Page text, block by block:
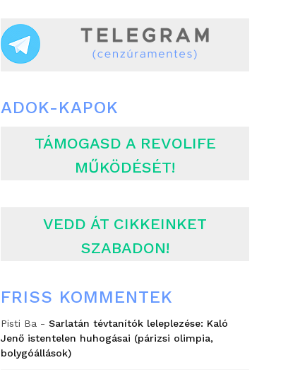
ADOK-KAPOK
TÁMOGASD A REVOLIFE
MŰKÖDÉSÉT!
VEDD ÁT CIKKEINKET
SZABADON!
FRISS KOMMENTEK
Pisti Ba - Sarlatán tévtanítók leleplezése: Kaló
Jenő istentelen huhogásai (párizsi olimpia,
bolygóállások)